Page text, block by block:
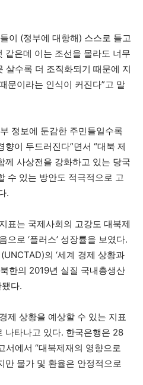
이 (정부에 대항해) 스스로 들고
같은데 이는 조선을 몰라도 너무
살수록 더 조직화되기 때문에 지
문이라는 인식이 커진다”고 말
정보에 둔감한 주민들일수록
이 두드러진다”면서 “대북 제
께 사상전을 강화하고 있는 당국
수 있는 방안도 적극적으로 고
.
표는 국제사회의 고강도 대북제
로 ‘플러스’ 성장률을 보였다.
의 ‘세계 경제 상황과
한의 2019년 실질 국내총생산
다.
제 상황을 예상할 수 있는 지표
나타나고 있다. 한국은행은 28
서에서 “대북제재의 영향으로
만 물가 및 환율은 안정적으로